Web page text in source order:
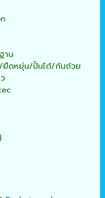
าน
ยืดหยุ่น/ปั้นได้/ก้นถ้วย